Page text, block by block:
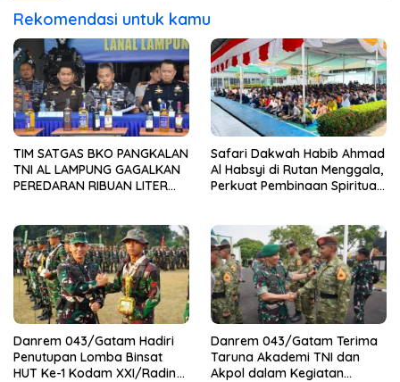
Rekomendasi untuk kamu
TIM SATGAS BKO PANGKALAN
TNI AL LAMPUNG GAGALKAN
PEREDARAN RIBUAN LITER
Safari Dakwah Habib Ahmad
Al Habsyi di Rutan Menggala,
Perkuat Pembinaan Spiritual
Danrem 043/Gatam Hadiri
Penutupan Lomba Binsat
HUT Ke-1 Kodam XXI/Radin
Danrem 043/Gatam Terima
Taruna Akademi TNI dan
Akpol dalam Kegiatan